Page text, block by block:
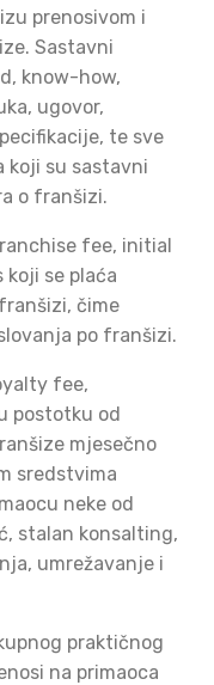
prenosivom i
Sastavni
know-how,
ugovor,
te sve
koji su sastavni
o franšizi.
fee, initial
se plaća
čime
po franšizi.
fee,
postotku od
mjesečno
sredstvima
neke od
stalan konsalting,
umrežavanje i
praktičnog
na primaoca